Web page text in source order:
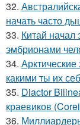
32.
начать часто
33. Китай начал
эмбрионами
34.
какими ты их
35. Diactor
краевиков
36.